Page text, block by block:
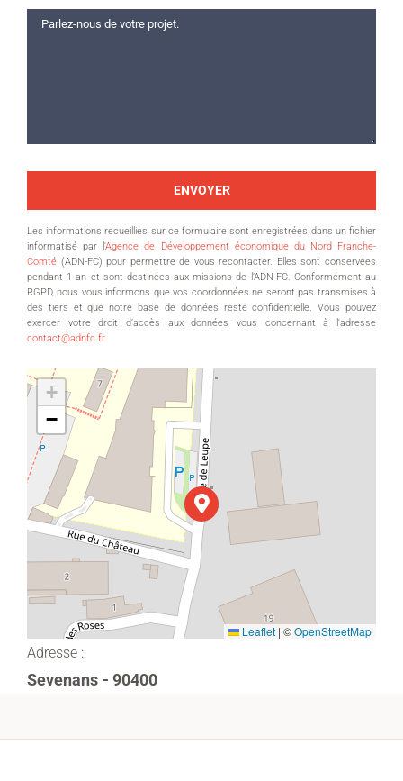
Les informations recueillies sur ce formulaire sont enregistrées dans un fichier
informatisé par l'Agence de Développement économique du Nord Franche-
Comté (ADN-FC) pour permettre de vous recontacter. Elles sont conservées
pendant 1 an et sont destinées aux missions de l’ADN-FC. Conformément au
RGPD, nous vous informons que vos coordonnées ne seront pas transmises à
des tiers et que notre base de données reste confidentielle. Vous pouvez
exercer votre droit d’accès aux données vous concernant à l'adresse
contact@adnfc.fr
+
−
Leaflet | ©OpenStreetMap
Adresse :
Sevenans - 90400